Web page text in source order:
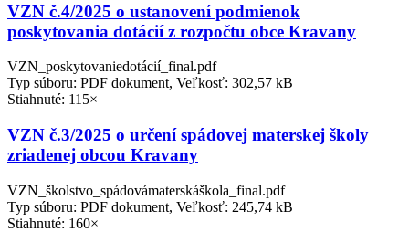
VZN č.4/2025 o ustanovení podmienok
poskytovania dotácií z rozpočtu obce Kravany
VZN_poskytovaniedotácií_final.pdf
Typ súboru: PDF dokument, Veľkosť: 302,57 kB
Stiahnuté: 115×
VZN č.3/2025 o určení spádovej materskej školy
zriadenej obcou Kravany
VZN_školstvo_spádovámaterskáškola_final.pdf
Typ súboru: PDF dokument, Veľkosť: 245,74 kB
Stiahnuté: 160×